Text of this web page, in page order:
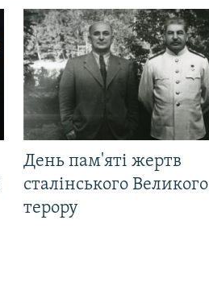
День пам'яті жертв
сталінського Великого
терору